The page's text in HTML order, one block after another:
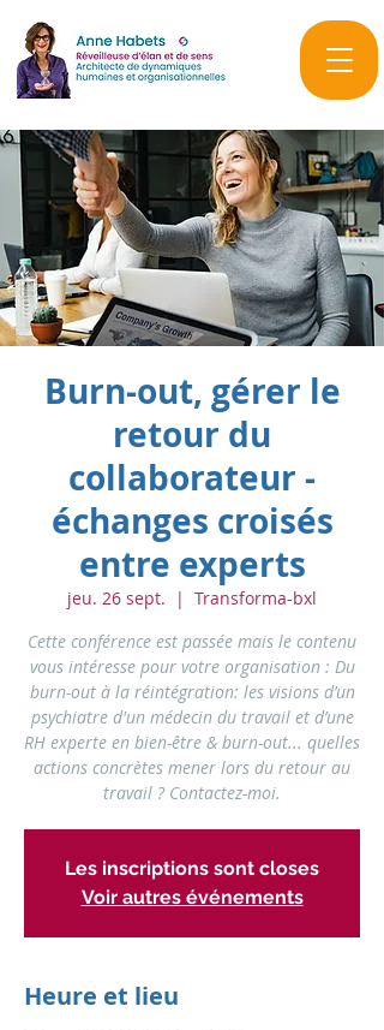
Burn-out, gérer le
retour du
collaborateur -
échanges croisés
entre experts
jeu. 26 sept.
  |
Transforma-bxl
Cette conférence est passée mais le contenu
vous intéresse pour votre organisation : Du
burn-out à la réintégration: les visions d’un
psychiatre d'un médecin du travail et d’une
RH experte en bien-être & burn-out... quelles
actions concrètes mener lors du retour au
travail ? Contactez-moi.
Les inscriptions sont closes
Voir autres événements
Heure et lieu